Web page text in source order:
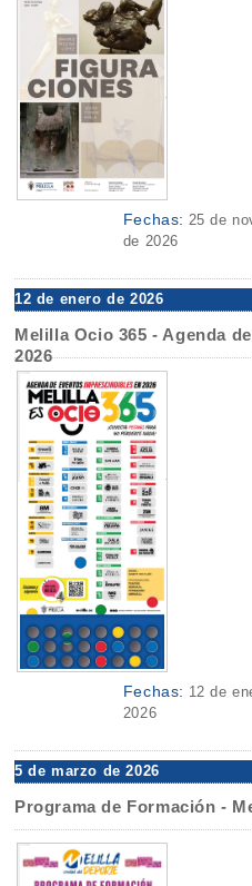
Fechas: 25 de
de 2026
12 de enero de 2026
Melilla Ocio 365 - Agenda
2026
Fechas: 12 de
2026
5 de marzo de 2026
Programa de Formación -